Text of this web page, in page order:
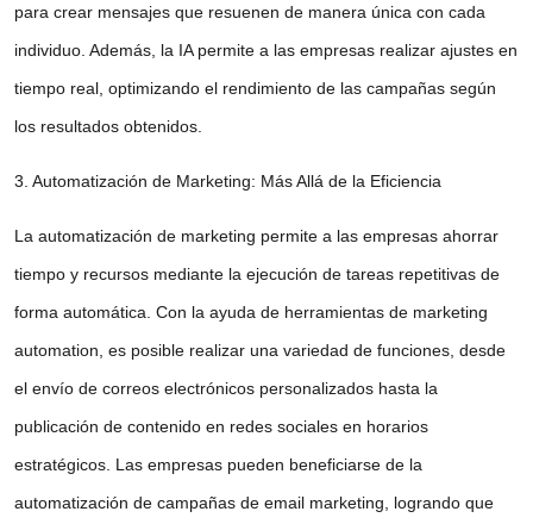
para crear mensajes que resuenen de manera única con cada
individuo. Además, la IA permite a las empresas realizar ajustes en
tiempo real, optimizando el rendimiento de las campañas según
los resultados obtenidos.
3. Automatización de Marketing: Más Allá de la Eficiencia
La automatización de marketing permite a las empresas ahorrar
tiempo y recursos mediante la ejecución de tareas repetitivas de
forma automática. Con la ayuda de herramientas de marketing
automation, es posible realizar una variedad de funciones, desde
el envío de correos electrónicos personalizados hasta la
publicación de contenido en redes sociales en horarios
estratégicos. Las empresas pueden beneficiarse de la
automatización de campañas de email marketing, logrando que